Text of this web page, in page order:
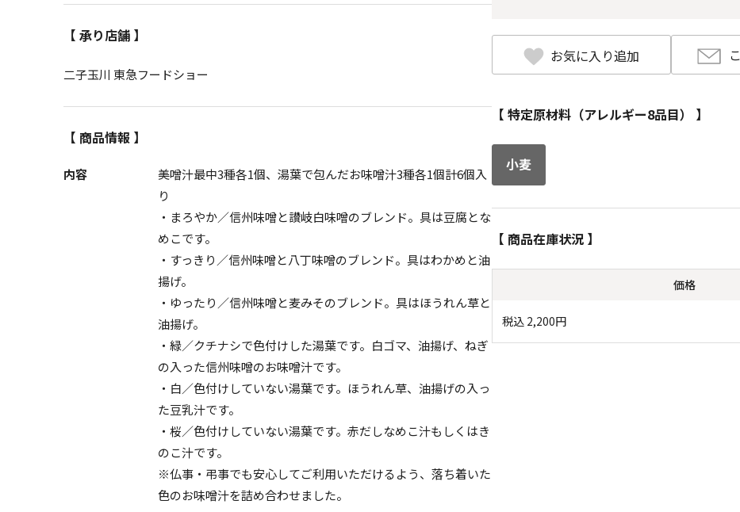
お気に入り追加
【 特定原材料（アレルギー8品目） 】
小麦
【 商品在庫状況 】
価格
税込 2,200円
【 承り店舗 】
二子玉川 東急フードショー
【 商品情報 】
内容
美噌汁最中3種各1個、湯葉で包んだお味噌汁3種各1個計6個入
り
・まろやか／信州味噌と讃岐白味噌のブレンド。具は豆腐とな
めこです。
・すっきり／信州味噌と八丁味噌のブレンド。具はわかめと油
揚げ。
・ゆったり／信州味噌と麦みそのブレンド。具はほうれん草と
油揚げ。
・緑／クチナシで色付けした湯葉です。白ゴマ、油揚げ、ねぎ
の入った信州味噌のお味噌汁です。
・白／色付けしていない湯葉です。ほうれん草、油揚げの入っ
た豆乳汁です。
・桜／色付けしていない湯葉です。赤だしなめこ汁もしくはき
のこ汁です。
※仏事・弔事でも安心してご利用いただけるよう、落ち着いた
色のお味噌汁を詰め合わせました。